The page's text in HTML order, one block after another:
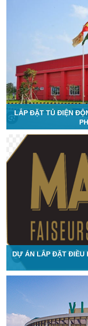
LẮP ĐẶT TỦ ĐIỆN
DỰ ÁN LẮP ĐẶT ĐIỀU